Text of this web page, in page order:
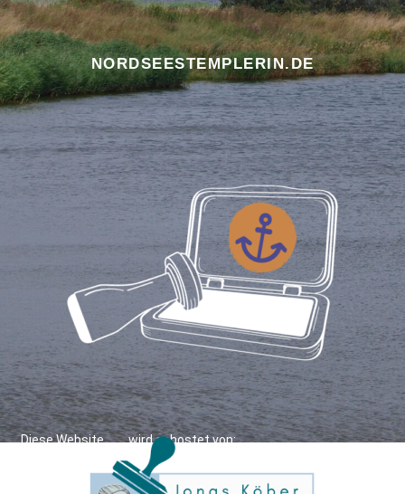
NORDSEESTEMPLERIN.DE
Diese Website wird gehostet von: